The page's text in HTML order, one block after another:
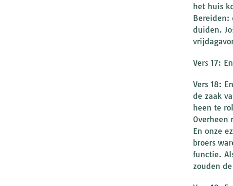
het huis
Bereiden:
duiden.
Vers 17:
Vers 18:
de zaak
heen te
Overheen
En onze
broers
functie.
zouden